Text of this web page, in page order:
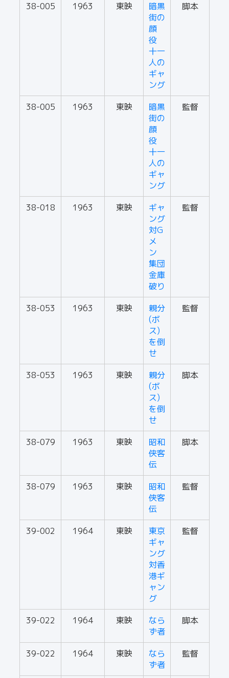
38-005 1963 東映
暗黒
街の
顔
役
十一
人の
ギャ
ング
脚本
38-005 1963 東映
暗黒
街の
顔
役
十一
人の
ギャ
ング
監督
38-018 1963 東映
ギャ
ング
対G
メ
ン
集団
金庫
破り
監督
38-053 1963 東映
親分
(ボ
ス)
を倒
せ
監督
38-053 1963 東映
親分
(ボ
ス)
を倒
せ
脚本
38-079 1963 東映
昭和
侠客
伝
脚本
38-079 1963 東映
昭和
侠客
伝
監督
39-002 1964 東映
東京
ギャ
ング
対香
港ギ
ャン
グ
監督
39-022 1964 東映
なら
ず者
脚本
39-022 1964 東映
なら
ず者
監督